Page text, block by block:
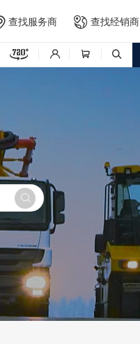
查找服务商  查找经销商
   
